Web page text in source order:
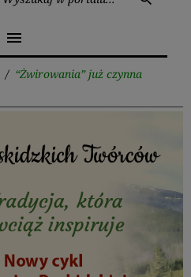
menu
/ “Żwirowania” już czynna